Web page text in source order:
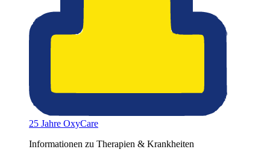
25 Jahre OxyCare
Informationen zu Therapien & Krankheiten